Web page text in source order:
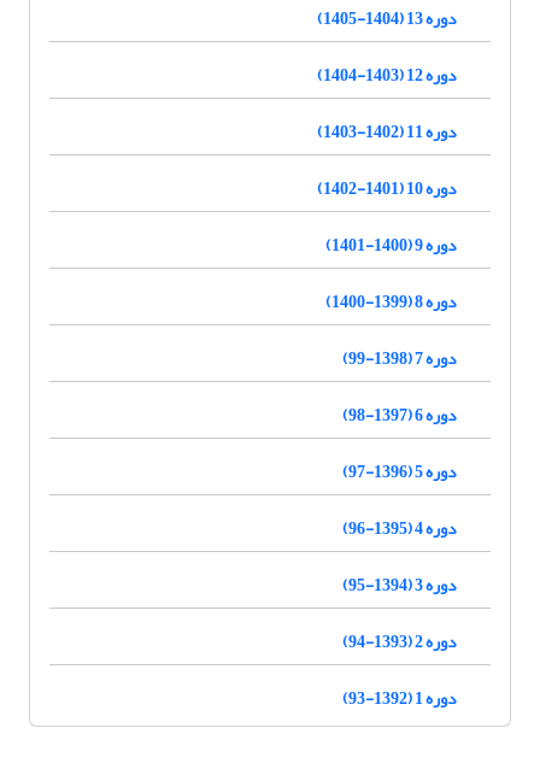
دوره 13 (1404-1405)
دوره 12 (1403-1404)
دوره 11 (1402-1403)
دوره 10 (1401-1402)
دوره 9 (1400-1401)
دوره 8 (1399-1400)
دوره 7 (1398-99)
دوره 6 (1397-98)
دوره 5 (1396-97)
دوره 4 (1395-96)
دوره 3 (1394-95)
دوره 2 (1393-94)
دوره 1 (1392-93)